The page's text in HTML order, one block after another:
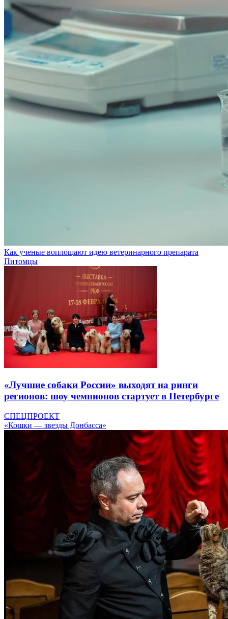
Как ученые воплощают идею ветеринарного препарата
Питомцы
«Лучшие собаки России» выходят на ринги
регионов: шоу чемпионов стартует в Петербурге
СПЕЦПРОЕКТ
«Кошки — звезды Донбасса»